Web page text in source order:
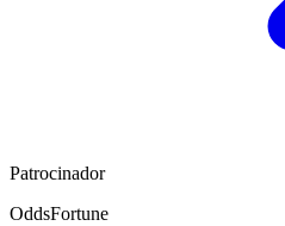
Patrocinador
OddsFortune